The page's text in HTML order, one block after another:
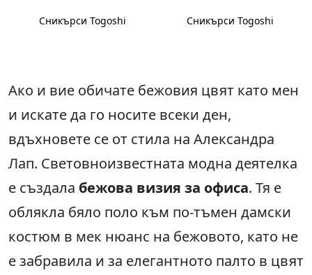
Сникърси Togoshi Сникърси Togoshi
Ако и вие обичате бежовия цвят като мен
и искате да го носите всеки ден,
вдъхновете се от стила на Александра
Лап. Световноизвестната модна деятелка
е създала бежова визия за офиса. Тя е
облякла бяло поло към по-тъмен дамски
костюм в мек нюанс на бежовото, като не
е забравила и за елегантното палто в цвят